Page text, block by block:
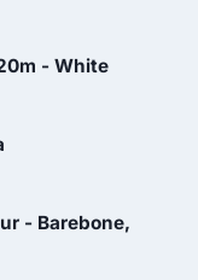
- White
- Barebone,